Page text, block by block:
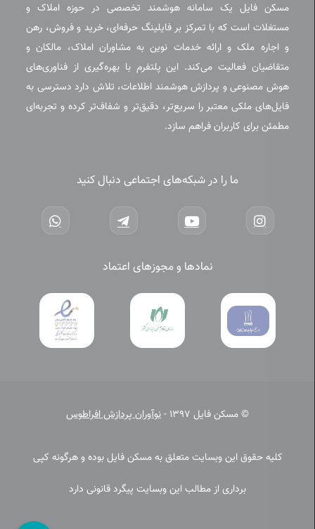
مسکن فایل یک سامانه هوشمند تخصصی در حوزه املاک و
مستغلات است که با تمرکز بر فایلینگ حرفه‌ای، خرید و فروش، رهن
و اجاره ملک و ارائه خدمات نوین به مشاوران املاک، مالکان و
متقاضیان فعالیت می‌کند. این پلتفرم با بهره‌گیری از فناوری‌های
هوش مصنوعی و پردازش هوشمند اطلاعات، تلاش دارد دسترسی به
فایل‌های ملکی معتبر را سریع‌تر، دقیق‌تر و شفاف‌تر کرده و تجربه‌ای
مطمئن برای کاربران فراهم سازد.
ما را در شبکه‌های اجتماعی دنبال کنید
نمادها و مجوزهای اعتماد
© مسکن فایل 1397 - نوآوران پردازش افراطوس
کلیه حقوق این وبسایت متعلق به مسکن فایل بوده و هرگونه کپی
برداری از مطالب این وبسایت پیگرد قانونی دارد